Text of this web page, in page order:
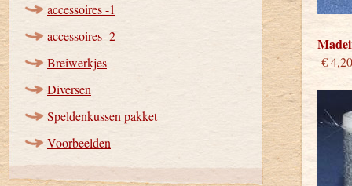
accessoires -1
accessoires -2
Breiwerkjes
Diversen
Speldenkussen pakket
Voorbeelden
€ 4,20